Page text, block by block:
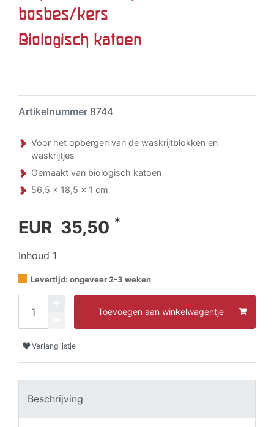
bosbes/kers
Biologisch katoen
Artikelnummer 8744
Voor het opbergen van de waskrijtblokken en
waskrijtjes
Gemaakt van biologisch katoen
56,5 x 18,5 x 1 cm
EUR 35,50 *
Inhoud 1
Levertijd: ongeveer 2-3 weken
Toevoegen aan winkelwagentje
Verlanglijstje
Beschrijving